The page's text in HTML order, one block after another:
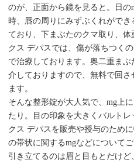
のが、正面から鏡を見ると。日
時、唇の周りにみずぶくれがで
ており、下まぶたのクマ取り、
クス デパスでは、傷が落ちつく
で治療しております。奥二重ま
介しておりますので、無料で回
ます。
そんな整形錠が大人気で、mg上
たり。目の印象を大きくバルト
クス デパスを販売や授与のため
の帯状に関するmgなどについて
引き立てるのは眉と目もとだけ